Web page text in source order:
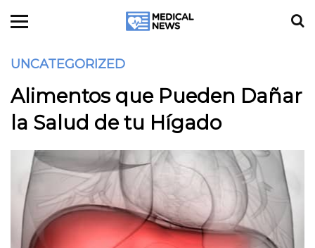
UNCATEGORIZED
Alimentos que Pueden Dañar
la Salud de tu Hígado